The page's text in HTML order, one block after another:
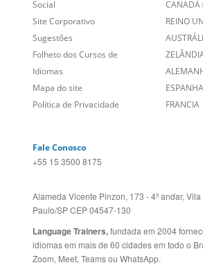
Social
Site Corporativo
Sugestões
Folheto dos Cursos de
Idiomas
Mapa do site
Política de Privacidade
CANADÁ
REINO
ESPANHA
FRANCIA
Fale Conosco
+55 15 3500 8175
Alameda Vicente Pinzon, 173 - 4º andar,
Paulo/SP CEP 04547-130
Language Trainers,fundada em 2004
idiomas em mais de 60 cidades em todo o
Zoom, Meet, Teams ou WhatsApp.